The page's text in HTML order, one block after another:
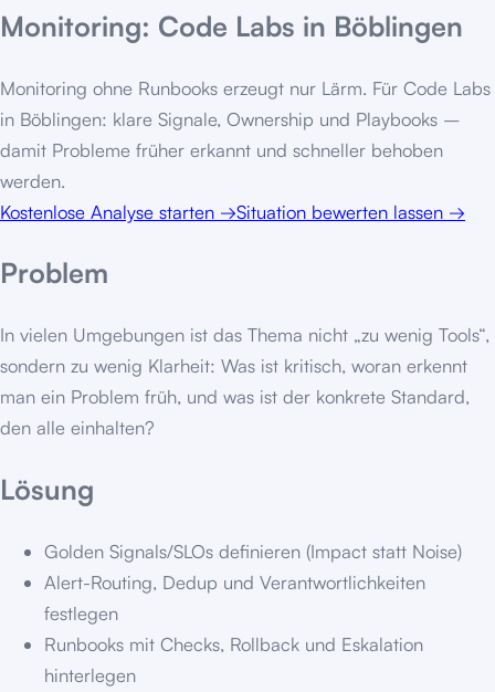
Monitoring: Code Labs in Böblingen
Monitoring ohne Runbooks erzeugt nur Lärm. Für Code Labs
in Böblingen: klare Signale, Ownership und Playbooks –
damit Probleme früher erkannt und schneller behoben
werden.
Kostenlose Analyse starten →Situation bewerten lassen →
Problem
In vielen Umgebungen ist das Thema nicht „zu wenig Tools“,
sondern zu wenig Klarheit: Was ist kritisch, woran erkennt
man ein Problem früh, und was ist der konkrete Standard,
den alle einhalten?
Lösung
Golden Signals/SLOs definieren (Impact statt Noise)
Alert-Routing, Dedup und Verantwortlichkeiten
festlegen
Runbooks mit Checks, Rollback und Eskalation
hinterlegen